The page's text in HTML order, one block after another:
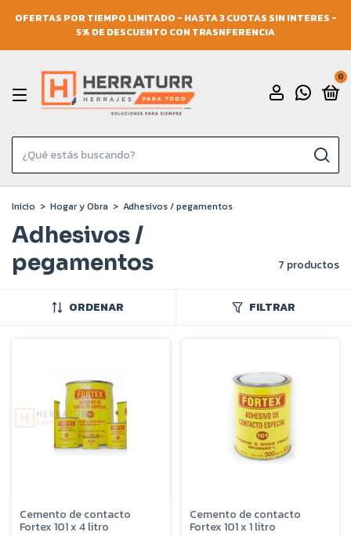
OFERTAS POR TIEMPO LIMITADO - HASTA 3 CUOTAS SIN INTERES -
5% DE DESCUENTO CON TRASNFERENCIA
0
Inicio > Hogar y Obra > Adhesivos / pegamentos
Adhesivos /
pegamentos
7 productos
ORDENAR FILTRAR
Cemento de contacto
Fortex 101 x 4 litro
Cemento de contacto
Fortex 101 x 1 litro